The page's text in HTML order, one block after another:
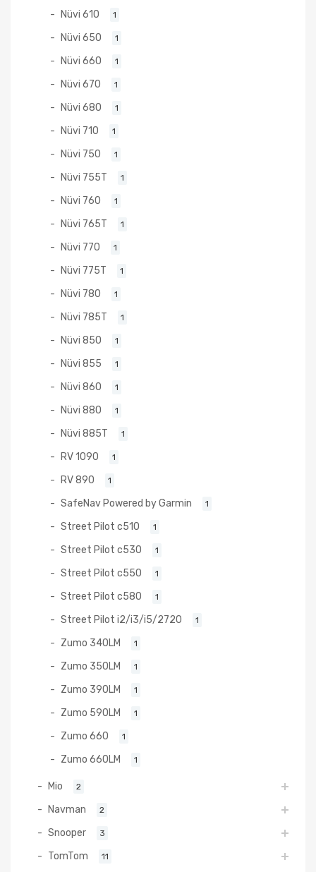
Nüvi 610 1
Nüvi 650 1
Nüvi 660 1
Nüvi 670 1
Nüvi 680 1
Nüvi 710 1
Nüvi 750 1
Nüvi 755T 1
Nüvi 760 1
Nüvi 765T 1
Nüvi 770 1
Nüvi 775T 1
Nüvi 780 1
Nüvi 785T 1
Nüvi 850 1
Nüvi 855 1
Nüvi 860 1
Nüvi 880 1
Nüvi 885T 1
RV 1090 1
RV 890 1
SafeNav Powered by Garmin 1
Street Pilot c510 1
Street Pilot c530 1
Street Pilot c550 1
Street Pilot c580 1
Street Pilot i2/i3/i5/2720 1
Zumo 340LM 1
Zumo 350LM 1
Zumo 390LM 1
Zumo 590LM 1
Zumo 660 1
Zumo 660LM 1
Mio 2
Navman 2
Snooper 3
TomTom 11